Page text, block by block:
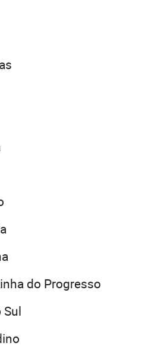
do Progresso
Sul